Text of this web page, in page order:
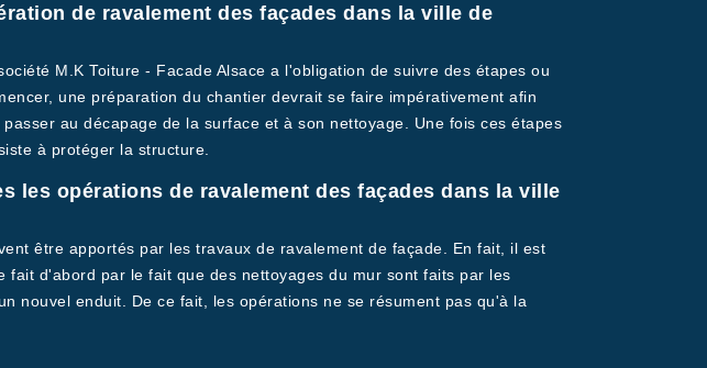
de ravalement des façades dans la ville de
M.K Toiture - Facade Alsace a l'obligation de suivre des étapes ou
une préparation du chantier devrait se faire impérativement afin
au décapage de la surface et à son nettoyage. Une fois ces étapes
à protéger la structure.
les opérations de ravalement des façades dans la ville
être apportés par les travaux de ravalement de façade. En fait, il est
d'abord par le fait que des nettoyages du mur sont faits par les
nouvel enduit. De ce fait, les opérations ne se résument pas qu'à la